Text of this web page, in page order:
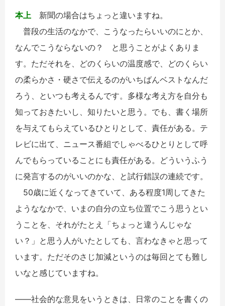
本上 新聞の場合はちょっと違いますね。
普段の生活のなかで、こうなったらいいのにとか、
なんでこうならないの？ と思うことがよくありま
す。ただそれを、どのくらいの温度感で、どのくらい
の柔らかさ・硬さで伝えるのがいちばんベストなんだ
ろう、といつも考えるんです。多様な考え方を自分も
知っておきたいし、知りたいと思う。でも、書く場所
を与えてもらえているひとりとして、責任がある。テ
レビに出て、ニュース番組でしゃべるひとりとして呼
んでもらっていることにも責任がある。どういうふう
に発言するのがいいのかな、と試行錯誤の連続です。
50歳に近くなってきていて、ある程度1周してきた
ようななかで、いまの自分の立ち位置でこう思うとい
うことを、それがたとえ「ちょっと違うんじゃな
い？」と思う人がいたとしても、言わなきゃと思って
います。ただそのさじ加減というのは毎回とても難し
いなと感じていますね。
――社会的な意見をいうときは、日常のことを書くの